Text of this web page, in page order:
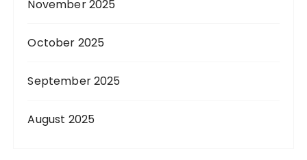
November 2025
October 2025
September 2025
August 2025